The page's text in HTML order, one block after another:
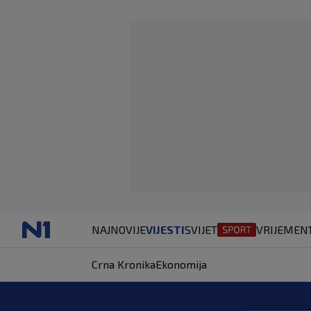
NAJNOVIJEVIJESTISVIJET VRIJEME
Crna KronikaEkonomija